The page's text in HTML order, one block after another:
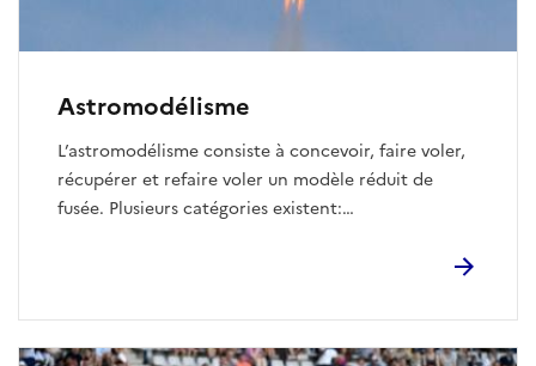
Astromodélisme
L’astromodélisme consiste à concevoir, faire voler,
récupérer et refaire voler un modèle réduit de
fusée. Plusieurs catégories existent:
lanceur existant ou ayant existé.
- Planeur/avion fusée : le décollage et le gain